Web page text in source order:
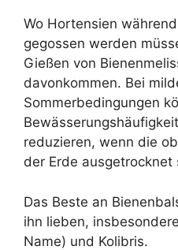
Wo Hortensien
gegossen werden
Gießen von
davonkommen. Bei
Sommerbedingungen
reduzieren, wenn die
der Erde ausgetrocknet
Das Beste an
ihn lieben,
Name) und Kolibris.